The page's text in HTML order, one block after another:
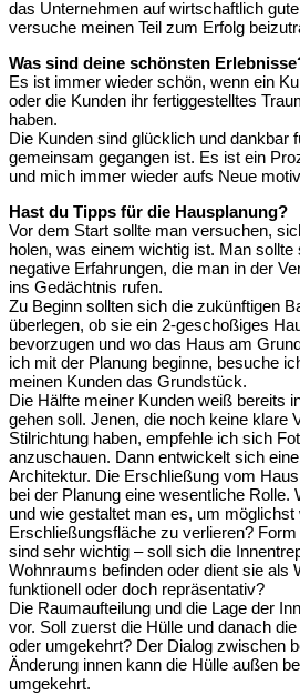
das Unternehmen auf wirtschaftlich
versuche meinen Teil zum Erfolg
Was sind deine schönsten
Es ist immer wieder schön, wenn ein
oder die Kunden ihr fertiggestelltes
haben.
Die Kunden sind glücklich und dankbar
gemeinsam gegangen ist. Es ist ein
und mich immer wieder aufs Neue
Hast du Tipps für die Hausplanung?
Vor dem Start sollte man versuchen,
holen, was einem wichtig ist. Man
negative Erfahrungen, die man in der
ins Gedächtnis rufen.
Zu Beginn sollten sich die zukünftigen
überlegen, ob sie ein 2-geschoßiges
bevorzugen und wo das Haus am
ich mit der Planung beginne, besuche
meinen Kunden das Grundstück.
Die Hälfte meiner Kunden weiß bereits
gehen soll. Jenen, die noch keine klare
Stilrichtung haben, empfehle ich sich
anzuschauen. Dann entwickelt sich
Architektur. Die Erschließung vom
bei der Planung eine wesentliche Rolle.
und wie gestaltet man es, um möglichst
Erschließungsfläche zu verlieren?
sind sehr wichtig – soll sich die
Wohnraums befinden oder dient sie als
funktionell oder doch repräsentativ?
Die Raumaufteilung und die Lage der
vor. Soll zuerst die Hülle und danach
oder umgekehrt? Der Dialog zwischen
Änderung innen kann die Hülle außen
umgekehrt.